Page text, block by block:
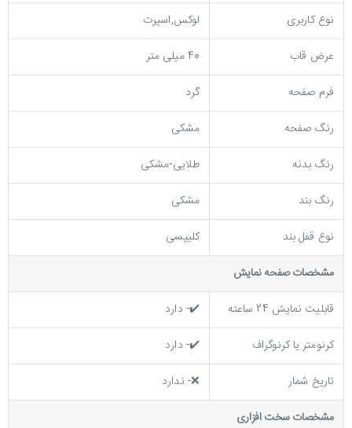
نوع کاربری
لوکس,اسپرت
عرض قاب
40 میلی متر
فرم صفحه
گرد
رنگ صفحه
مشکی
رنگ بدنه
طلایی-مشکی
رنگ بند
مشکی
نوع قفل بند
کلیپسی
مشخصات صفحه نمايش
قابلیت نمایش 24 ساعته
✔️- دارد
کرنومتر یا کرنوگراف
✔️- دارد
تاریخ شمار
❌- ندارد
مشخصات سخت افزاری